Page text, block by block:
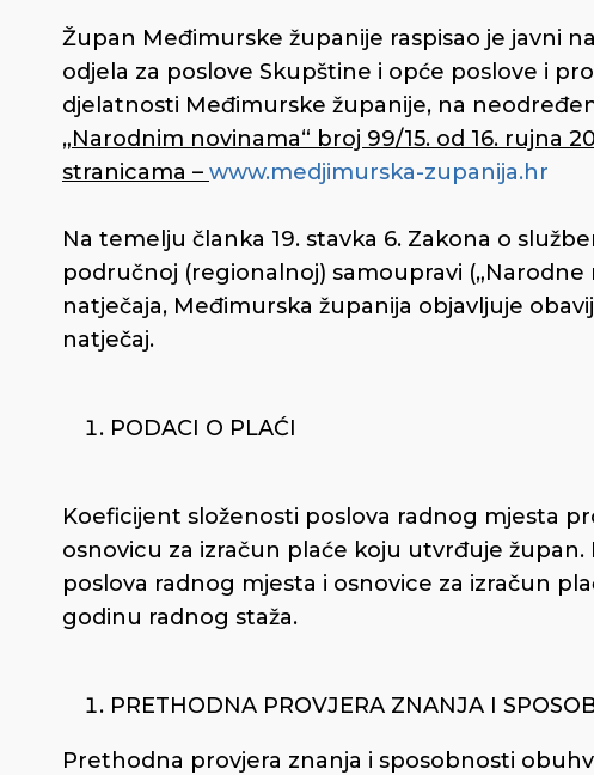
Župan Međimurske županije raspisao je javni
odjela za poslove Skupštine i opće poslove i
djelatnosti Međimurske županije, na
„Narodnim novinama“ broj 99/15. od 16. rujna
stranicama – www.medjimurska-zupanija.hr
Na temelju članka 19. stavka 6. Zakona o
područnoj (regionalnoj) samoupravi („Narodne
natječaja, Međimurska županija objavljuje
natječaj.
PODACI O PLAĆI
Koeficijent složenosti poslova radnog mjesta
osnovicu za izračun plaće koju utvrđuje
poslova radnog mjesta i osnovice za izračun
godinu radnog staža.
PRETHODNA PROVJERA ZNANJA I
Prethodna provjera znanja i sposobnosti